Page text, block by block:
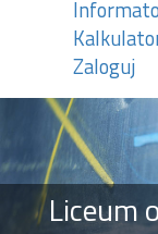
Zaloguj
Liceum